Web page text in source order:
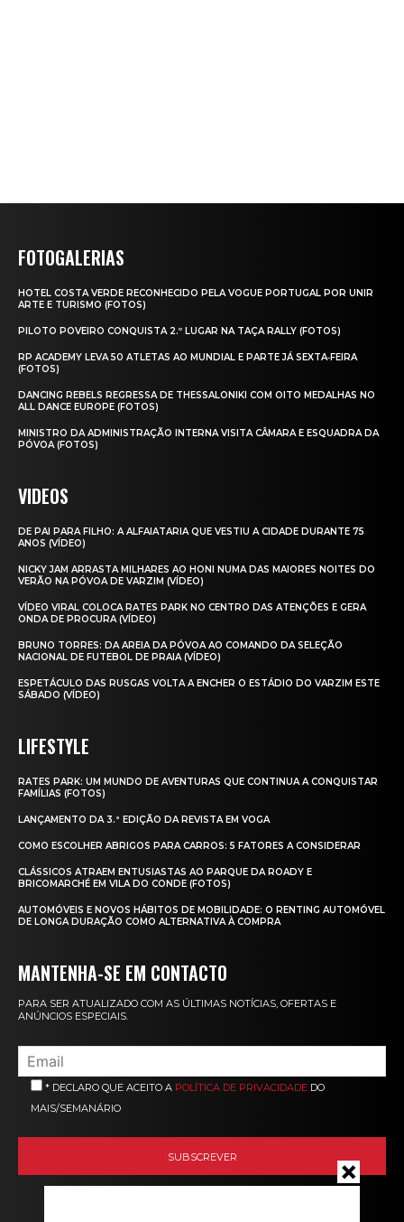
FOTOGALERIAS
HOTEL COSTA VERDE RECONHECIDO PELA VOGUE PORTUGAL POR UNIR
ARTE E TURISMO (FOTOS)
PILOTO POVEIRO CONQUISTA 2.º LUGAR NA TAÇA RALLY (FOTOS)
RP ACADEMY LEVA 50 ATLETAS AO MUNDIAL E PARTE JÁ SEXTA‑FEIRA
(FOTOS)
DANCING REBELS REGRESSA DE THESSALONIKI COM OITO MEDALHAS NO
ALL DANCE EUROPE (FOTOS)
MINISTRO DA ADMINISTRAÇÃO INTERNA VISITA CÂMARA E ESQUADRA DA
PÓVOA (FOTOS)
VIDEOS
DE PAI PARA FILHO: A ALFAIATARIA QUE VESTIU A CIDADE DURANTE 75
ANOS (VÍDEO)
NICKY JAM ARRASTA MILHARES AO HONI NUMA DAS MAIORES NOITES DO
VERÃO NA PÓVOA DE VARZIM (VÍDEO)
VÍDEO VIRAL COLOCA RATES PARK NO CENTRO DAS ATENÇÕES E GERA
ONDA DE PROCURA (VÍDEO)
BRUNO TORRES: DA AREIA DA PÓVOA AO COMANDO DA SELEÇÃO
NACIONAL DE FUTEBOL DE PRAIA (VÍDEO)
ESPETÁCULO DAS RUSGAS VOLTA A ENCHER O ESTÁDIO DO VARZIM ESTE
SÁBADO (VÍDEO)
LIFESTYLE
RATES PARK: UM MUNDO DE AVENTURAS QUE CONTINUA A CONQUISTAR
FAMÍLIAS (FOTOS)
LANÇAMENTO DA 3.ª EDIÇÃO DA REVISTA EM VOGA
COMO ESCOLHER ABRIGOS PARA CARROS: 5 FATORES A CONSIDERAR
CLÁSSICOS ATRAEM ENTUSIASTAS AO PARQUE DA ROADY E
BRICOMARCHÉ EM VILA DO CONDE (FOTOS)
AUTOMÓVEIS E NOVOS HÁBITOS DE MOBILIDADE: O RENTING AUTOMÓVEL
DE LONGA DURAÇÃO COMO ALTERNATIVA À COMPRA
MANTENHA-SE EM CONTACTO
PARA SER ATUALIZADO COM AS ÚLTIMAS NOTÍCIAS, OFERTAS E
ANÚNCIOS ESPECIAIS.
* DECLARO QUE ACEITO A POLÍTICA DE PRIVACIDADE DO
MAIS/SEMANÁRIO